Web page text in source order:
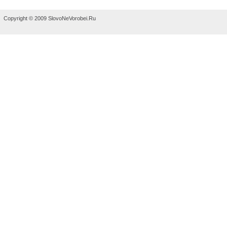
Copyright © 2009 SlovoNeVorobei.Ru